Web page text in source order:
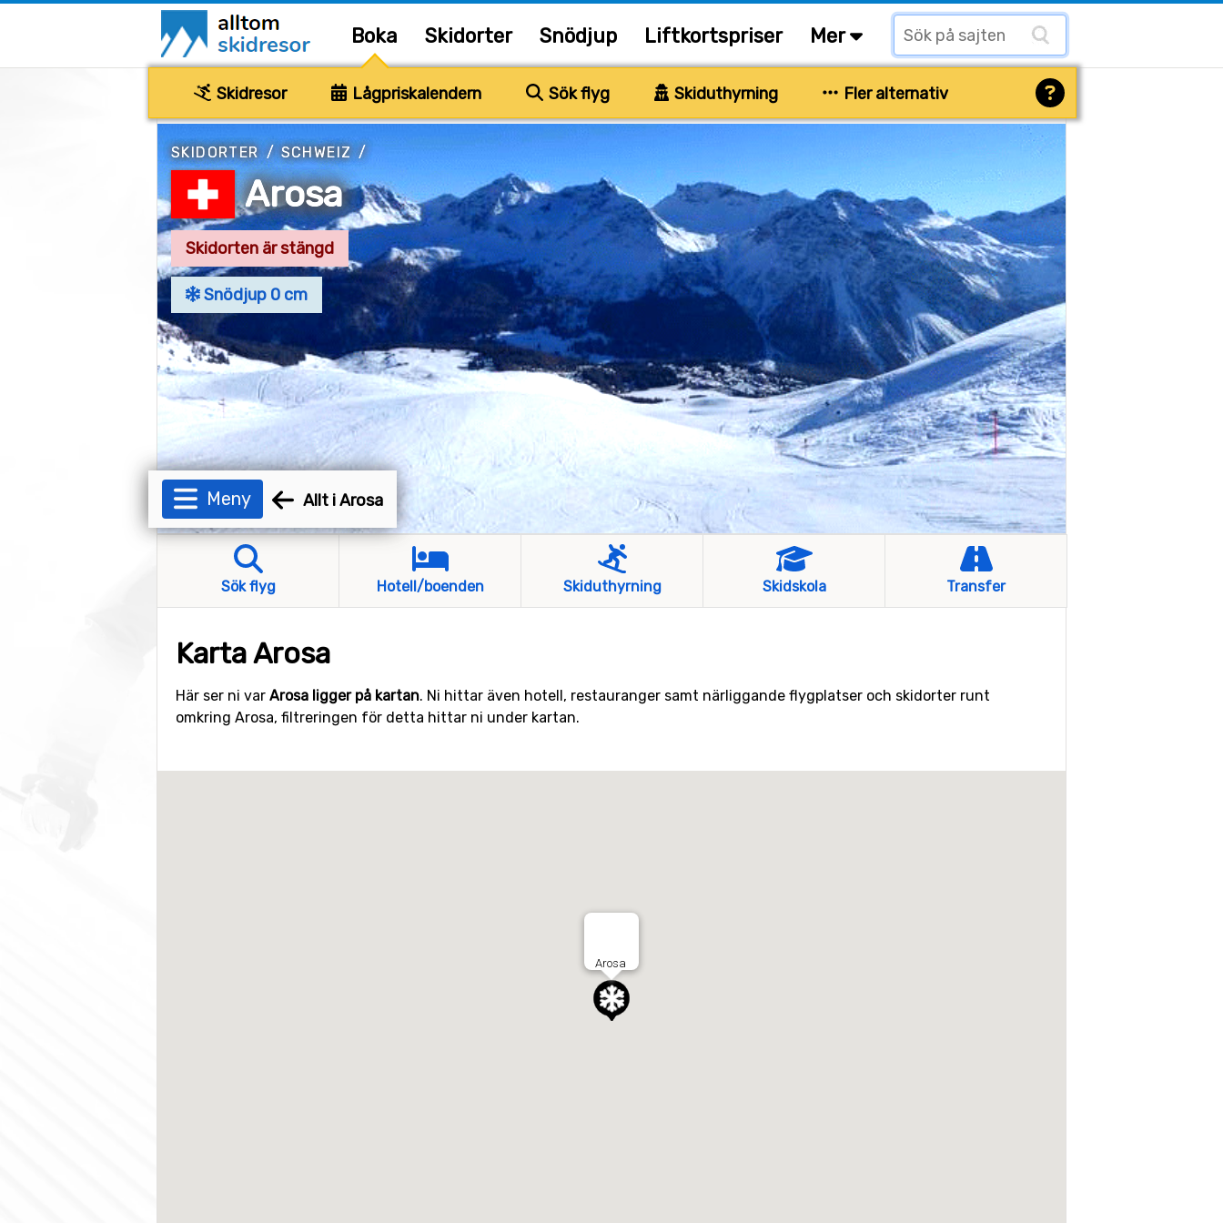
Boka Skidorter Snödjup Liftkortspriser Mer
Skidresor Lågpriskalendern Sök flyg Skiduthyrning Fler alternativ
SKIDORTER / SCHWEIZ/
Arosa
Skidorten är stängd
Snödjup 0 cm
Meny Allt i Arosa
Sök flyg Hotell/boenden Skiduthyrning Skidskola Transfer
Karta Arosa
Här ser ni var Arosa ligger på kartan. Ni hittar även hotell, restauranger samt närliggande flygplatser och skidorter runt
omkring Arosa, filtreringen för detta hittar ni under kartan.
Arosa